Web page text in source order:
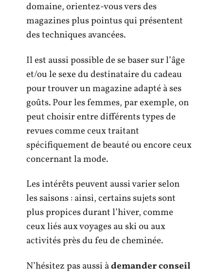
domaine, orientez-vous vers des
magazines plus pointus qui présentent
des techniques avancées.
Il est aussi possible de se baser sur l’âge
et/ou le sexe du destinataire du cadeau
pour trouver un magazine adapté à ses
goûts. Pour les femmes, par exemple, on
peut choisir entre différents types de
revues comme ceux traitant
spécifiquement de beauté ou encore ceux
concernant la mode.
Les intérêts peuvent aussi varier selon
les saisons : ainsi, certains sujets sont
plus propices durant l’hiver, comme
ceux liés aux voyages au ski ou aux
activités près du feu de cheminée.
N’hésitez pas aussi àdemander conseil